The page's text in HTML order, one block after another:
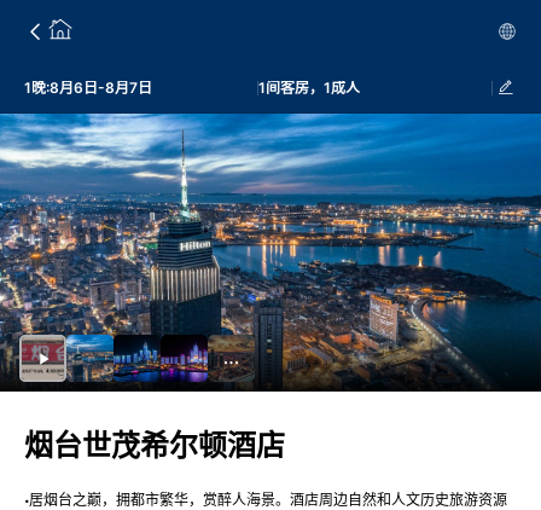
1晚:8月6日-8月7日 1间客房，1成人
烟台世茂希尔顿酒店
居烟台之巅，拥都市繁华，赏醉人海景。酒店周边自然和人文历史旅游资源